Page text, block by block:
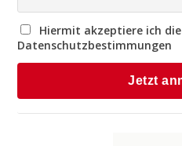
Hiermit akzeptiere ich die
Datenschutzbestimmungen